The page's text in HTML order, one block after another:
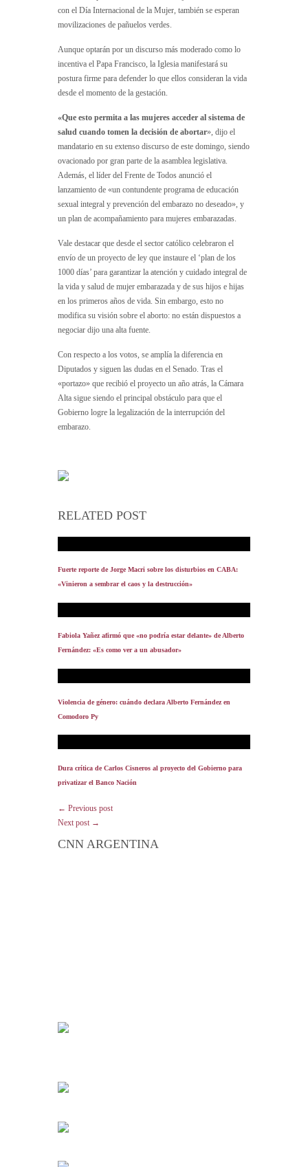
con el Día Internacional de la Mujer, también se esperan
movilizaciones de pañuelos verdes.
Aunque optarán por un discurso más moderado como lo
incentiva el Papa Francisco, la Iglesia manifestará su
postura firme para defender lo que ellos consideran la vida
desde el momento de la gestación.
«Que esto permita a las mujeres acceder al sistema de
salud cuando tomen la decisión de abortar», dijo el
mandatario en su extenso discurso de este domingo, siendo
ovacionado por gran parte de la asamblea legislativa.
Además, el líder del Frente de Todos anunció el
lanzamiento de «un contundente programa de educación
sexual integral y prevención del embarazo no deseado», y
un plan de acompañamiento para mujeres embarazadas.
Vale destacar que desde el sector católico celebraron el
envío de un proyecto de ley que instaure el ‘plan de los
1000 días’ para garantizar la atención y cuidado integral de
la vida y salud de mujer embarazada y de sus hijos e hijas
en los primeros años de vida. Sin embargo, esto no
modifica su visión sobre el aborto: no están dispuestos a
negociar dijo una alta fuente.
Con respecto a los votos, se amplía la diferencia en
Diputados y siguen las dudas en el Senado. Tras el
«portazo» que recibió el proyecto un año atrás, la Cámara
Alta sigue siendo el principal obstáculo para que el
Gobierno logre la legalización de la interrupción del
embarazo.
RELATED POST
Fuerte reporte de Jorge Macri sobre los disturbios en CABA:
«Vinieron a sembrar el caos y la destrucción»
Fabiola Yañez afirmó que «no podría estar delante» de Alberto
Fernández: «Es como ver a un abusador»
Violencia de género: cuándo declara Alberto Fernández en
Comodoro Py
Dura crítica de Carlos Cisneros al proyecto del Gobierno para
privatizar el Banco Nación
← Previous post
Next post →
CNN ARGENTINA